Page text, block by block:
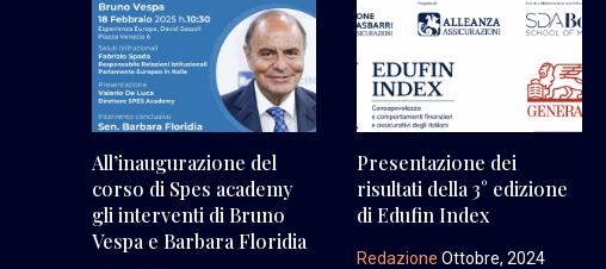
All’inaugurazione del
corso di Spes academy
gli interventi di Bruno
Vespa e Barbara Floridia
Presentazione dei
risultati della 3° edizione
di Edufin Index
Redazione Ottobre, 2024